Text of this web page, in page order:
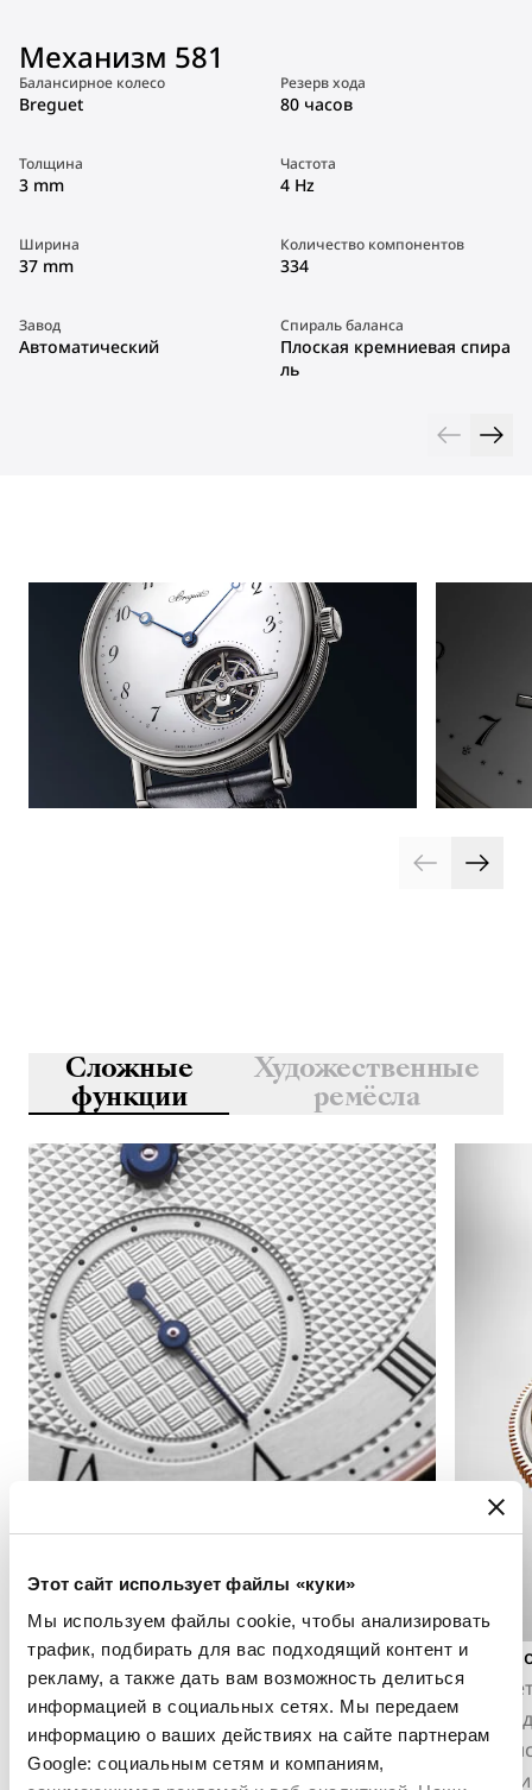
Этот сайт использует файлы «куки»
Мы используем файлы cookie, чтобы анализировать
трафик, подбирать для вас подходящий контент и
рекламу, а также дать вам возможность делиться
информацией в социальных сетях. Мы передаем
информацию о ваших действиях на сайте партнерам
Google: социальным сетям и компаниям,
Механизм 581
Балансирное колесо
Breguet
Резерв хода
80 часов
Толщина
3 mm
Частота
4 Hz
Ширина
37 mm
Количество компонентов
334
Завод
Автоматический
Спираль баланса
Плоская кремниевая спира
ль
Сложные
функции
Художественные
ремёсла
Индикация секунд
Индикация секунд позволяет точно
отслеживать течение времени. В
зависимости от конструкции механизма
она может принимать форму центральной
1801